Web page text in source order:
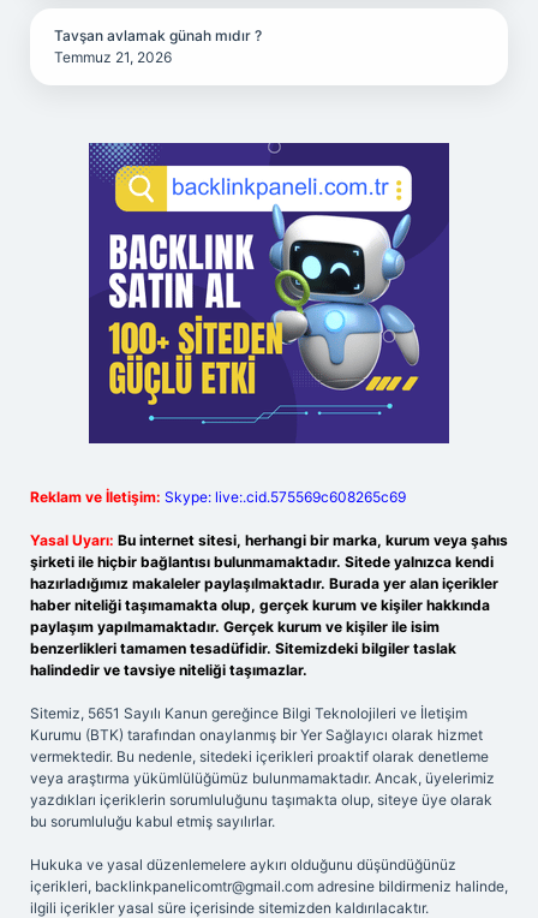
Tavşan avlamak günah mıdır ?
Temmuz 21, 2026
Reklam ve İletişim: Skype: live:.cid.575569c608265c69
Yasal Uyarı: Bu internet sitesi, herhangi bir marka, kurum veya şahıs
şirketi ile hiçbir bağlantısı bulunmamaktadır. Sitede yalnızca kendi
hazırladığımız makaleler paylaşılmaktadır. Burada yer alan içerikler
haber niteliği taşımamakta olup, gerçek kurum ve kişiler hakkında
paylaşım yapılmamaktadır. Gerçek kurum ve kişiler ile isim
benzerlikleri tamamen tesadüfidir. Sitemizdeki bilgiler taslak
halindedir ve tavsiye niteliği taşımazlar.
Sitemiz, 5651 Sayılı Kanun gereğince Bilgi Teknolojileri ve İletişim
Kurumu (BTK) tarafından onaylanmış bir Yer Sağlayıcı olarak hizmet
vermektedir. Bu nedenle, sitedeki içerikleri proaktif olarak denetleme
veya araştırma yükümlülüğümüz bulunmamaktadır. Ancak, üyelerimiz
yazdıkları içeriklerin sorumluluğunu taşımakta olup, siteye üye olarak
bu sorumluluğu kabul etmiş sayılırlar.
Hukuka ve yasal düzenlemelere aykırı olduğunu düşündüğünüz
içerikleri, backlinkpanelicomtr@gmail.com adresine bildirmeniz halinde,
ilgili içerikler yasal süre içerisinde sitemizden kaldırılacaktır.